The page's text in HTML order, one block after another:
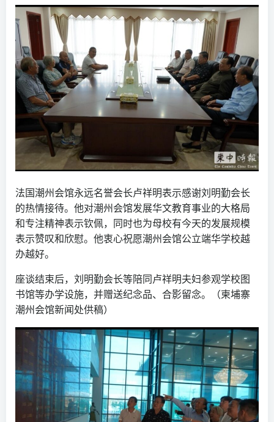
法国潮州会馆永远名誉会长卢祥明表示感谢刘明勤会长
的热情接待。他对潮州会馆发展华文教育事业的大格局
和专注精神表示钦佩，同时也为母校有今天的发展规模
表示赞叹和欣慰。他衷心祝愿潮州会馆公立端华学校越
办越好。
座谈结束后，刘明勤会长等陪同卢祥明夫妇参观学校图
书馆等办学设施，并赠送纪念品、合影留念。（柬埔寨
潮州会馆新闻处供稿）